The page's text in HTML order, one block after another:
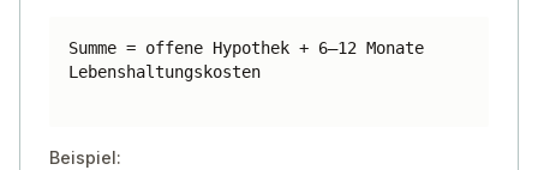
Summe = offene Hypothek + 6–12 Monate
Lebenshaltungskosten
Beispiel: